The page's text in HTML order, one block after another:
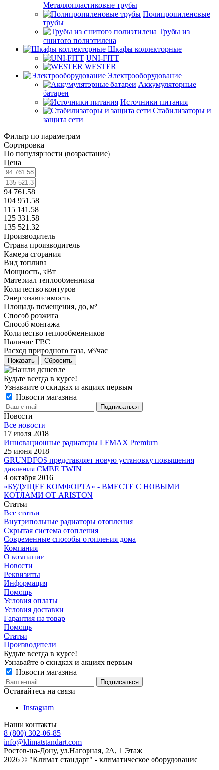
Металлопластиковые трубы
Полипропиленовые
трубы
Трубы из
сшитого полиэтилена
Шкафы коллекторные
UNI-FITT
WESTER
Электрооборудование
Аккумуляторные
батареи
Источники питания
Стабилизаторы и
защита сети
Фильтр по параметрам
Сортировка
По популярности (возрастание)
Цена
94 761.58
104 951.58
115 141.58
125 331.58
135 521.32
Производитель
Страна производитель
Камера сгорания
Вид топлива
Мощность, кВт
Материал теплообменника
Количество контуров
Энергозависимость
Площадь помещения, до, м²
Способ розжига
Способ монтажа
Количество теплообменников
Наличие ГВС
Расход природного газа, м³/час
Сбросить
Будьте всегда в курсе!
Узнавайте о скидках и акциях первым
Новости магазина
Новости
Все новости
17 июля 2018
Инновационные радиаторы LEMAX Premium
25 июня 2018
GRUNDFOS представляет новую установку повышения
давления CMBE TWIN
4 октября 2016
«БУДУЩЕЕ КОМФОРТА» - ВМЕСТЕ С НОВЫМИ
КОТЛАМИ ОТ ARISTON
Статьи
Все статьи
Внутрипольные радиаторы отопления
Скрытая система отопления
Современные способы отопления дома
Компания
О компании
Новости
Реквизиты
Информация
Помощь
Условия оплаты
Условия доставки
Гарантия на товар
Помощь
Статьи
Производители
Будьте всегда в курсе!
Узнавайте о скидках и акциях первым
Новости магазина
Оставайтесь на связи
Instagram
Наши контакты
8 (800) 302-06-85
info@klimatstandart.com
Ростов-на-Дону, ул.Нагорная, 2А, 1 Этаж
2026 © "Климат стандарт" - климатическое оборудование